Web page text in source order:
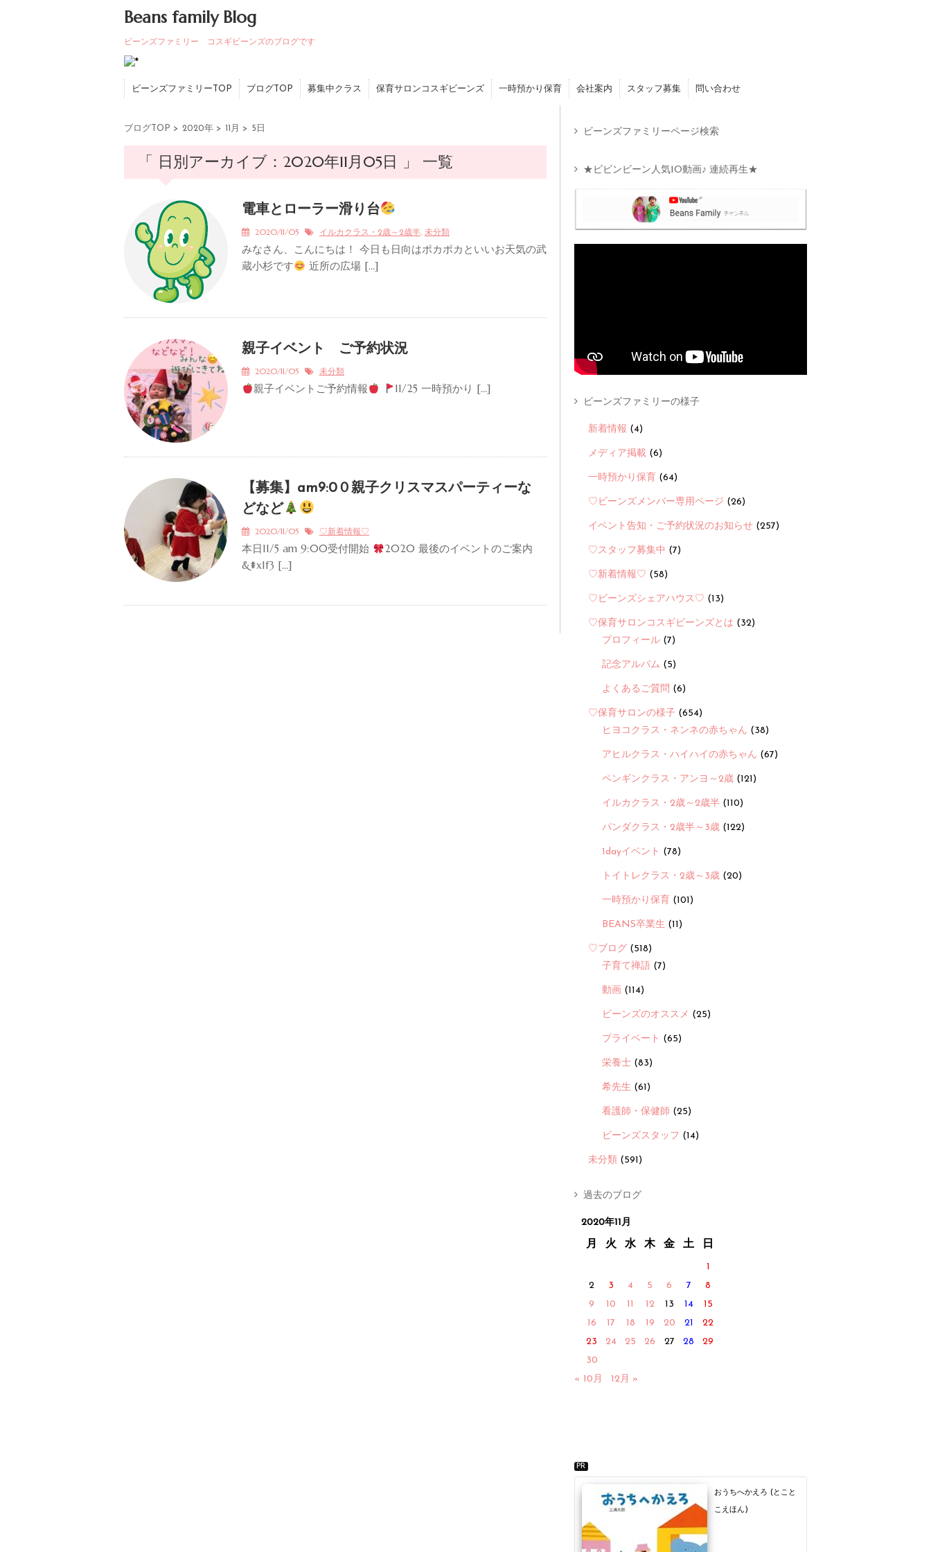
Beans family Blog
ビーンズファミリー コスギビーンズのブログです
ビーンズファミリーTOP ブログTOP 募集中クラス 保育サロンコスギビーンズ 一時預かり保育 会社案内 スタッフ募集 問い合わせ
ブログTOP > 2020年 > 11月 > 5日
「 日別アーカイブ：2020年11月05日 」 一覧
電車とローラー滑り台
2020/11/05 イルカクラス・2歳～2歳半, 未分類
みなさん、こんにちは！ 今日も日向はポカポカといいお天気の武
蔵小杉です
近所の広場 […]
親子イベント ご予約状況
2020/11/05 未分類
親子イベントご予約情報 11/25 一時預かり […]
【募集】am9:0０親子クリスマスパーティーな
どなど
2020/11/05 ♡新着情報♡
本日11/5 am 9:00受付開始
2020 最後のイベントのご案内
&#x1f3 […]
ビーンズファミリーページ検索
★ビビンビーン人気10動画♪ 連続再生★
ビーンズファミリーの様子
新着情報 (4)
メディア掲載 (6)
一時預かり保育 (64)
♡ビーンズメンバー専用ページ (26)
イベント告知・ご予約状況のお知らせ (257)
♡スタッフ募集中 (7)
♡新着情報♡ (58)
♡ビーンズシェアハウス♡ (13)
♡保育サロンコスギビーンズとは (32)
プロフィール (7)
記念アルバム (5)
よくあるご質問 (6)
♡保育サロンの様子 (654)
ヒヨコクラス・ネンネの赤ちゃん (38)
アヒルクラス・ハイハイの赤ちゃん (67)
ペンギンクラス・アンヨ～2歳 (121)
イルカクラス・2歳～2歳半 (110)
パンダクラス・2歳半～3歳 (122)
1dayイベント (78)
トイトレクラス・2歳～3歳 (20)
一時預かり保育 (101)
BEANS卒業生 (11)
♡ブログ (518)
子育て禅語 (7)
動画 (114)
ビーンズのオススメ (25)
プライベート (65)
栄養士 (83)
希先生 (61)
看護師・保健師 (25)
ビーンズスタッフ (14)
未分類 (591)
過去のブログ
2020年11月
月 火 水 木 金 土 日
1
2
3 4 5 6 7
8
9
10 11 12 13 14
15
16
17 18 19 20 21
22
23
24 25 26 27 28
29
30
« 10月
12月 »
PR
おうちへかえろ (とこと
こえほん)